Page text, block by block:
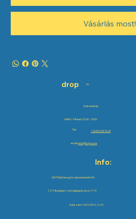
Vásárlás most!
drop by
Info:
GÁT Építőanyag Szakkereskedő Kft.
1211 Budapest, Varrógépgyár utca 17-19
Adószám: 14522572-2-43
Nyitvatartás:
Tel.:
email:info@drop.store
+36301487629
Hétfő - Péntek: 07:00 - 15:00